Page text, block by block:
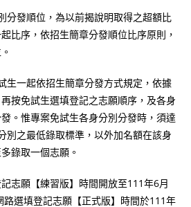
分發順位，為以前揭說明取得之超額比
比序，依招生簡章分發順位比序原則，
生一起依招生簡章分發方式規定，依據
按免試生選填登記之志願順序，及各身
。惟專案免試生各身分別分發時，須達
別之最低錄取標準，以外加名額在該身
錄取一個志願。
志願【練習版】時間開放至111年6月
路選填登記志願【正式版】時間於111年